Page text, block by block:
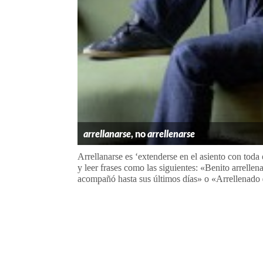
arrellanarse, noarrellenarse
Arrellanarse es ‘extenderse en el asiento con
y leer frases como las siguientes: «Benito
acompañó hasta sus últimos días» o